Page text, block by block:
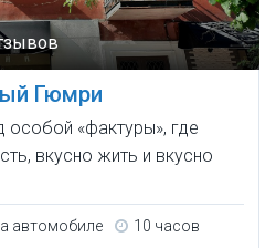
Гюмри
особой «фактуры», где
вкусно жить и вкусно
автомобиле 10 часов